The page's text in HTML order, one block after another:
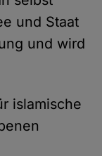
und Staat
und wird
islamische